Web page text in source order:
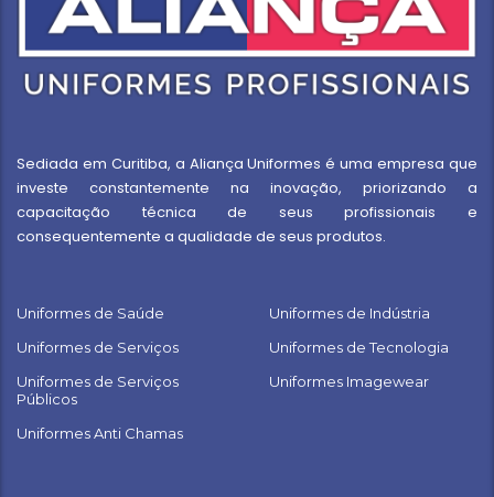
Sediada em Curitiba, a Aliança Uniformes é uma empresa que
investe constantemente na inovação, priorizando a
capacitação técnica de seus profissionais e
consequentemente a qualidade de seus produtos.
Uniformes de Saúde
Uniformes de Indústria
Uniformes de Serviços
Uniformes de Tecnologia
Uniformes de Serviços
Públicos
Uniformes Imagewear
Uniformes Anti Chamas